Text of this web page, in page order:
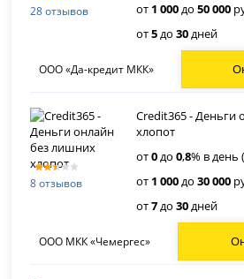
28 отзывов
от 1 000до50 000
от5до30дней
ООО «Да-кредит МКК»
8 отзывов
Credit365 - Деньги
хлопот
от0до0,8% в
от 1 000до30 000
от7до30дней
ООО МКК «Чемергес»